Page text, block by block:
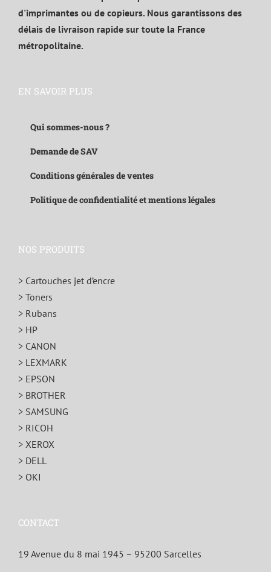
d'imprimantes ou de copieurs. Nous garantissons des
délais de livraison rapide sur toute la France
métropolitaine.
EN SAVOIR PLUS
Qui sommes-nous ?
Demande de SAV
Conditions générales de ventes
Politique de confidentialité et mentions légales
NOS PRODUITS
> Cartouches jet d’encre
> Toners
> Rubans
> HP
> CANON
> LEXMARK
> EPSON
> BROTHER
> SAMSUNG
> RICOH
> XEROX
> DELL
> OKI
CONTACT
19 Avenue du 8 mai 1945 – 95200 Sarcelles